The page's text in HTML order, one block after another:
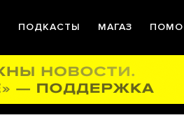
ПОДКАСТЫ МАГАЗ